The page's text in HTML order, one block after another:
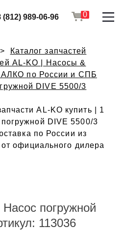
(812) 989-06-96 0
Каталог запчастей
AL-KO | Насосы &
АЛКО по России и СПБ
DIVE 5500/3
AL-KO купить | 1
DIVE 5500/3
по России из
официального дилера
погружной
113036